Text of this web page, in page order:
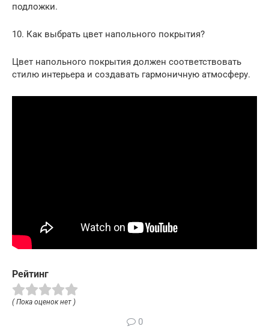
подложки.
10. Как выбрать цвет напольного покрытия?
Цвет напольного покрытия должен соответствовать
стилю интерьера и создавать гармоничную атмосферу.
Рейтинг
( Пока оценок нет )
0